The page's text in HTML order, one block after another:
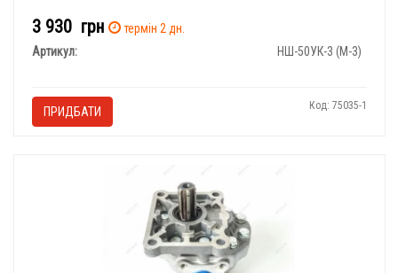
3 930 грн
термін 2 дн.
Артикул:
НШ-50УК-3 (М-3)
ПРИДБАТИ Код: 75035-1